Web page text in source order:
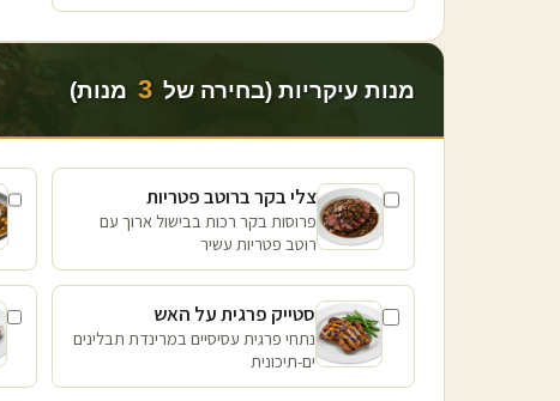
מנות עיקריות (בחירה של 3 מנות)
צלי בקר ברוטב פטריות
פרוסות בקר רכות בבישול ארוך עם
רוטב פטריות עשיר
סטייק פרגית על האש
נתחי פרגית עסיסיים במרינדת תבלינים
ים-תיכונית